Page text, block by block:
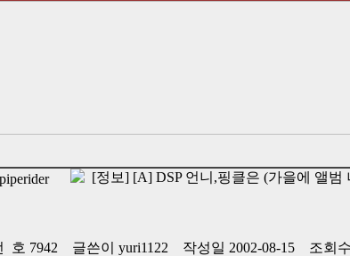
piperider [정보] [A] DSP 언니,핑클은 (가을에 앨범
호 7942 글쓴이 yuri1122 작성일 2002-08-15 조회